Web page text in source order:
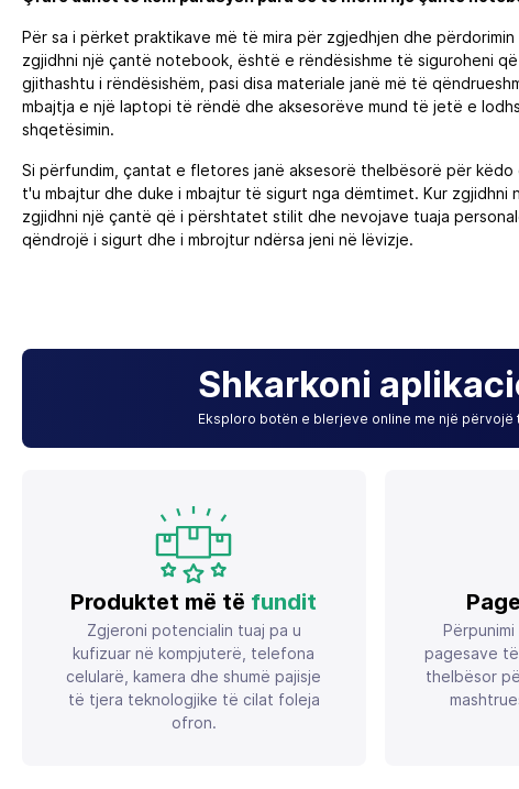
Për sa i përket praktikave më të mira për zgjedhjen dhe
zgjidhni një çantë notebook, është e rëndësishme të siguroheni
gjithashtu i rëndësishëm, pasi disa materiale janë më të
mbajtja e një laptopi të rëndë dhe aksesorëve mund të jetë e
shqetësimin.
Si përfundim, çantat e fletores janë aksesorë thelbësorë për
t'u mbajtur dhe duke i mbajtur të sigurt nga dëmtimet. Kur
zgjidhni një çantë që i përshtatet stilit dhe nevojave tuaja
qëndrojë i sigurt dhe i mbrojtur ndërsa jeni në lëvizje.
Shkarkoni
Eksploro botën e blerjeve online me një përvojë
Produktet më të fundit
Zgjeroni potencialin tuaj pa u
kufizuar në kompjuterë, telefona
celularë, kamera dhe shumë pajisje
të tjera teknologjike të cilat foleja
ofron.
pagesave
thelbësor